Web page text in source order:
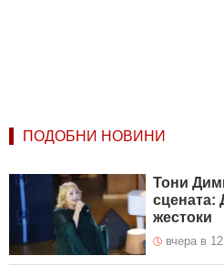
ПОДОБНИ НОВИНИ
Тони
сцената:
жестоки
вчера в